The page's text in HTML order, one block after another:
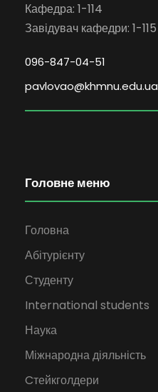
Кафедра: 1-114
Завідувач кафедри: 1-115
096-847-04-51
pavlovao@khmnu.edu.ua
Головне меню
Головна
Абітурієнту
Студенту
International students
Наука
Міжнародна діяльність
Cтейкголдери